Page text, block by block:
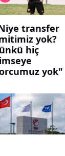
transfer
yok?
hiç
yok"